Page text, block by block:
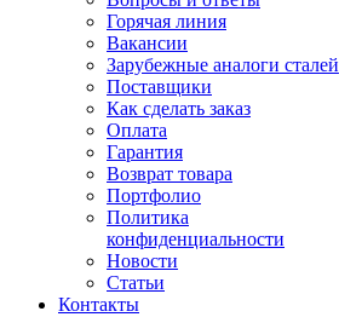
Горячая линия
Вакансии
Зарубежные аналоги сталей
Поставщики
Как сделать заказ
Оплата
Гарантия
Возврат товара
Портфолио
Политика
конфиденциальности
Новости
Статьи
Контакты